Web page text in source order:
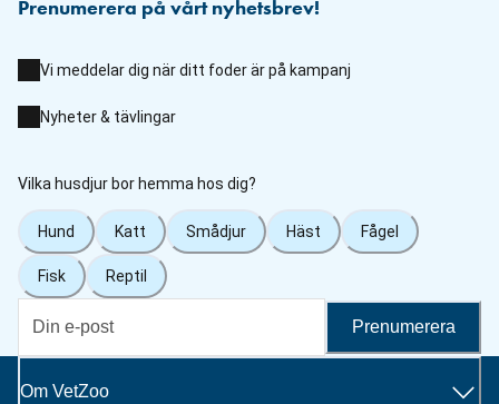
Prenumerera på vårt nyhetsbrev!
Vi meddelar dig när ditt foder är på kampanj
Nyheter & tävlingar
Vilka husdjur bor hemma hos dig?
Hund Katt Smådjur Häst Fågel
Fisk Reptil
Prenumerera
Om VetZoo